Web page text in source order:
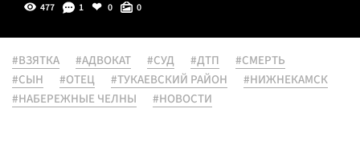
477 1 0 0
#ВЗЯТКА #АДВОКАТ #СУД #ДТП
#СМЕРТЬ
#СЫН
#ОТЕЦ #ТУКАЕВСКИЙ РАЙОН
#НИЖНЕКАМСК
#НАБЕРЕЖНЫЕ ЧЕЛНЫ
#НОВОСТИ